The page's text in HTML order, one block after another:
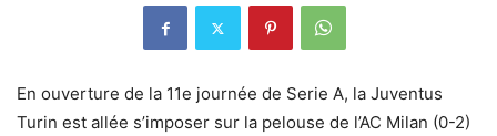
En ouverture de la 11e journée de Serie A, la Juventus
Turin est allée s’imposer sur la pelouse de l’AC Milan (0-2)